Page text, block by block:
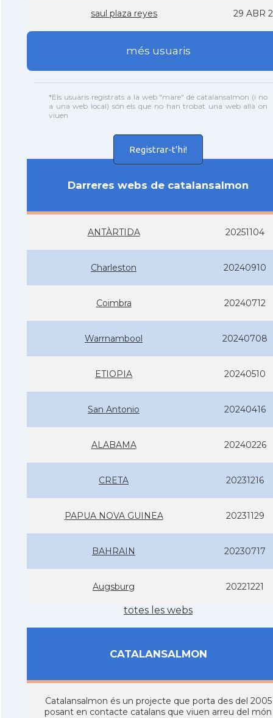
saul plaza reyes 29 ABR
més usuaris
*Els usuaris registrats a la web "mare" de catalansalmon (i no
a una web local) són els que no han trobat una web allà on
viuen
Registrar-t'hi!
Darreres webs de catalansalmon
ANTÀRTIDA 20251104
Charleston 20240910
Coimbra 20240712
Warrnambool 20240708
ETIOPIA 20240510
San Antonio 20240416
ALABAMA 20240226
CRETA 20231216
PAPUA NOVA GUINEA 20231129
BAHRAIN 20230717
Augsburg 20221221
totes les webs
CATALANSALMON
Catalansalmon és un projecte que porta des del 2005
posant en contacte catalans que viuen arreu del món